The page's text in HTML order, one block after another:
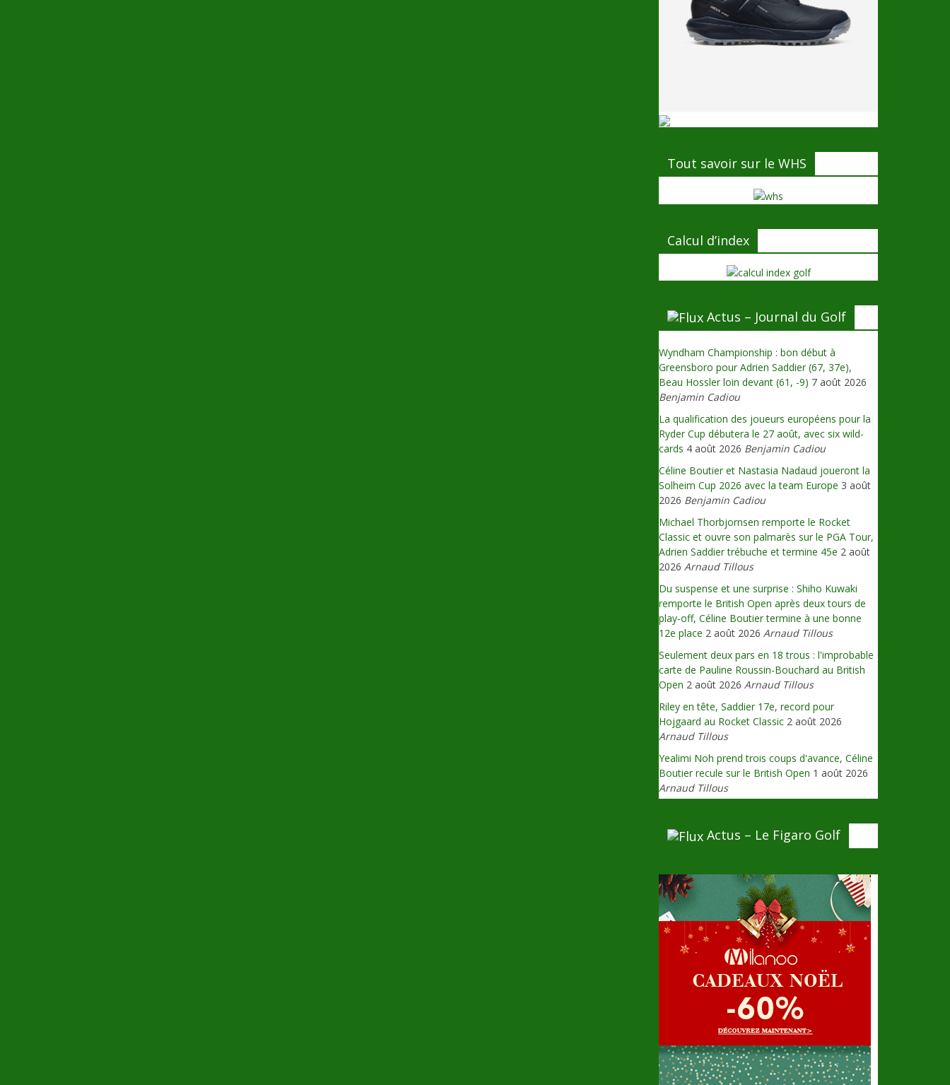
Tout savoir sur le WHS
Calcul d’index
Actus – Journal du Golf
Wyndham Championship : bon début à
Greensboro pour Adrien Saddier (67, 37e),
Beau Hossler loin devant (61, -9) 7 août 2026
Benjamin Cadiou
La qualification des joueurs européens pour la
Ryder Cup débutera le 27 août, avec six wild-
cards 4 août 2026 Benjamin Cadiou
Céline Boutier et Nastasia Nadaud joueront la
Solheim Cup 2026 avec la team Europe 3 août
2026 Benjamin Cadiou
Michael Thorbjornsen remporte le Rocket
Classic et ouvre son palmarès sur le PGA Tour,
Adrien Saddier trébuche et termine 45e 2 août
2026 Arnaud Tillous
Du suspense et une surprise : Shiho Kuwaki
remporte le British Open après deux tours de
play-off, Céline Boutier termine à une bonne
12e place 2 août 2026 Arnaud Tillous
Seulement deux pars en 18 trous : l'improbable
carte de Pauline Roussin-Bouchard au British
Open 2 août 2026 Arnaud Tillous
Riley en tête, Saddier 17e, record pour
Hojgaard au Rocket Classic 2 août 2026
Arnaud Tillous
Yealimi Noh prend trois coups d'avance, Céline
Boutier recule sur le British Open 1 août 2026
Arnaud Tillous
Actus – Le Figaro Golf